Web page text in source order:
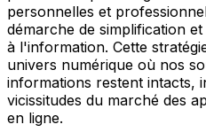
personnelles et
démarche de simplification
à l'information. Cette
univers numérique où nos
informations restent intacts,
vicissitudes du marché des
en ligne.